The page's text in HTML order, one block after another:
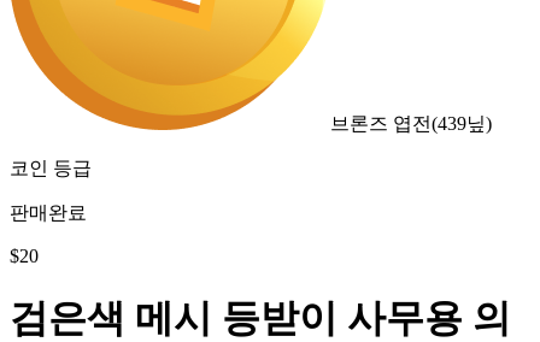
브론즈 엽전(439닢)
코인 등급
판매완료
$20
검은색 메시 등받이 사무용 의